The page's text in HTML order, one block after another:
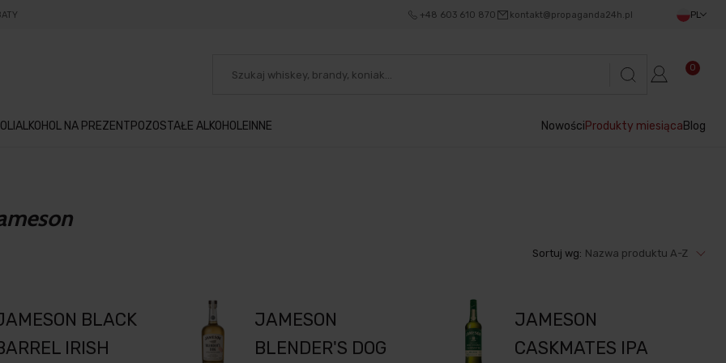
+48 603 610 870 kontakt@propaganda24h.pl PL
0
ALKOHOL NA PREZENTPOZOSTAŁE ALKOHOLE INNE NowościProdukty miesiącaBlog
Sortuj wg: Nazwa produktu A-Z
BLACK
IRISH
JAMESON
BLENDER'S DOG
JAMESON
CASKMATES IPA